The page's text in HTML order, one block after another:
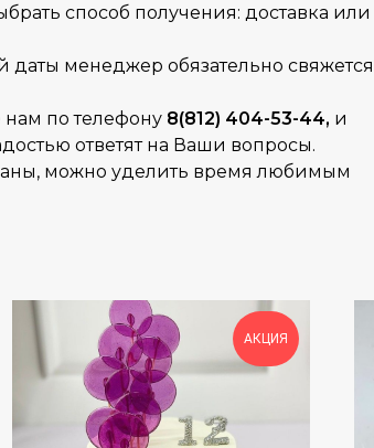
способ получения: доставка или
даты менеджер обязательно свяжется
нам по телефону 8(812) 404-53-44, и
ответят на Ваши вопросы.
можно уделить время любимым
АКЦИЯ